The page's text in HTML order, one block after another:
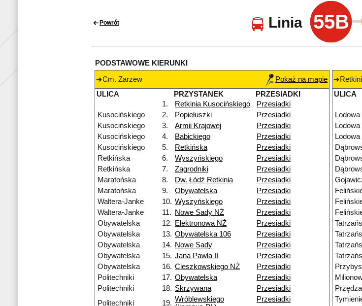
Powrót Linia 55B
PODSTAWOWE KIERUNKI
Cm. Zarzew
Pokaż na mapie
ULICA
PRZYSTANEK
PRZESIADKI
1.
Retkinia Kusocińskiego
Przesiadki
Kusocińskiego
2. Popiełuszki
Przesiadki
Kusocińskiego
3. Armii Krajowej
Przesiadki
Kusocińskiego
4. Babickiego
Przesiadki
Kusocińskiego
5. Retkińska
Przesiadki
Retkińska
6. Wyszyńskiego
Przesiadki
Retkińska
7. Zagrodniki
Przesiadki
Maratońska
8. Dw. Łódź Retkinia
Przesiadki
Maratońska
9. Obywatelska
Przesiadki
Waltera-Janke
10. Wyszyńskiego
Przesiadki
Waltera-Janke
11. Nowe Sady NŻ
Przesiadki
Obywatelska
12. Elektronowa NŻ
Przesiadki
Obywatelska
13. Obywatelska 106
Przesiadki
Obywatelska
14. Nowe Sady
Przesiadki
Obywatelska
15. Jana Pawła II
Przesiadki
Obywatelska
16. Cieszkowskiego NŻ
Przesiadki
Politechniki
17. Obywatelska
Przesiadki
Politechniki
18. Skrzywana
Przesiadki
Politechniki
19. Wróblewskiego
Przesiadki
ULICA
Lodowa
Lodowa
Lodowa